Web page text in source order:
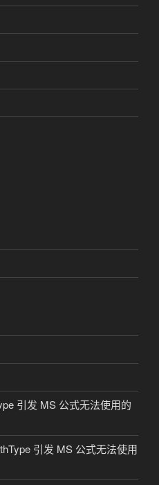
引发 MS 公式无法使用的
引发 MS 公式无法使用